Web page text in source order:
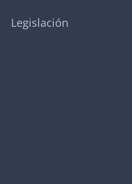
Legislación